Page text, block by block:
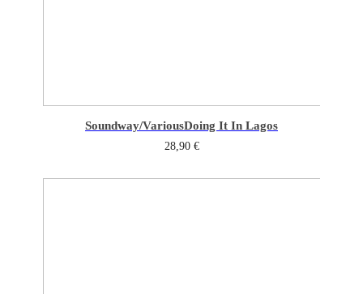
Soundway/VariousDoing It In Lagos
28,90 €